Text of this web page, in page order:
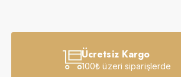
Ücretsiz Kargo
100₺ üzeri siparişlerde